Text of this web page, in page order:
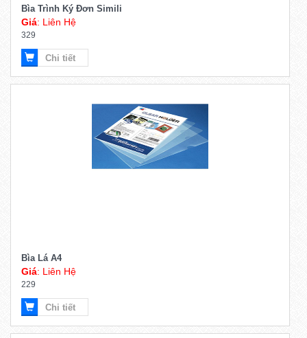
Bìa Trình Ký Đơn Simili
Giá: Liên Hệ
329
Chi tiết
Bìa Lá A4
Giá: Liên Hệ
229
Chi tiết